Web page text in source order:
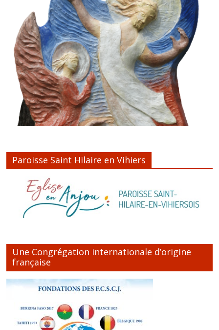
Paroisse Saint Hilaire en Vihiers
Une Congrégation internationale d’origine
française